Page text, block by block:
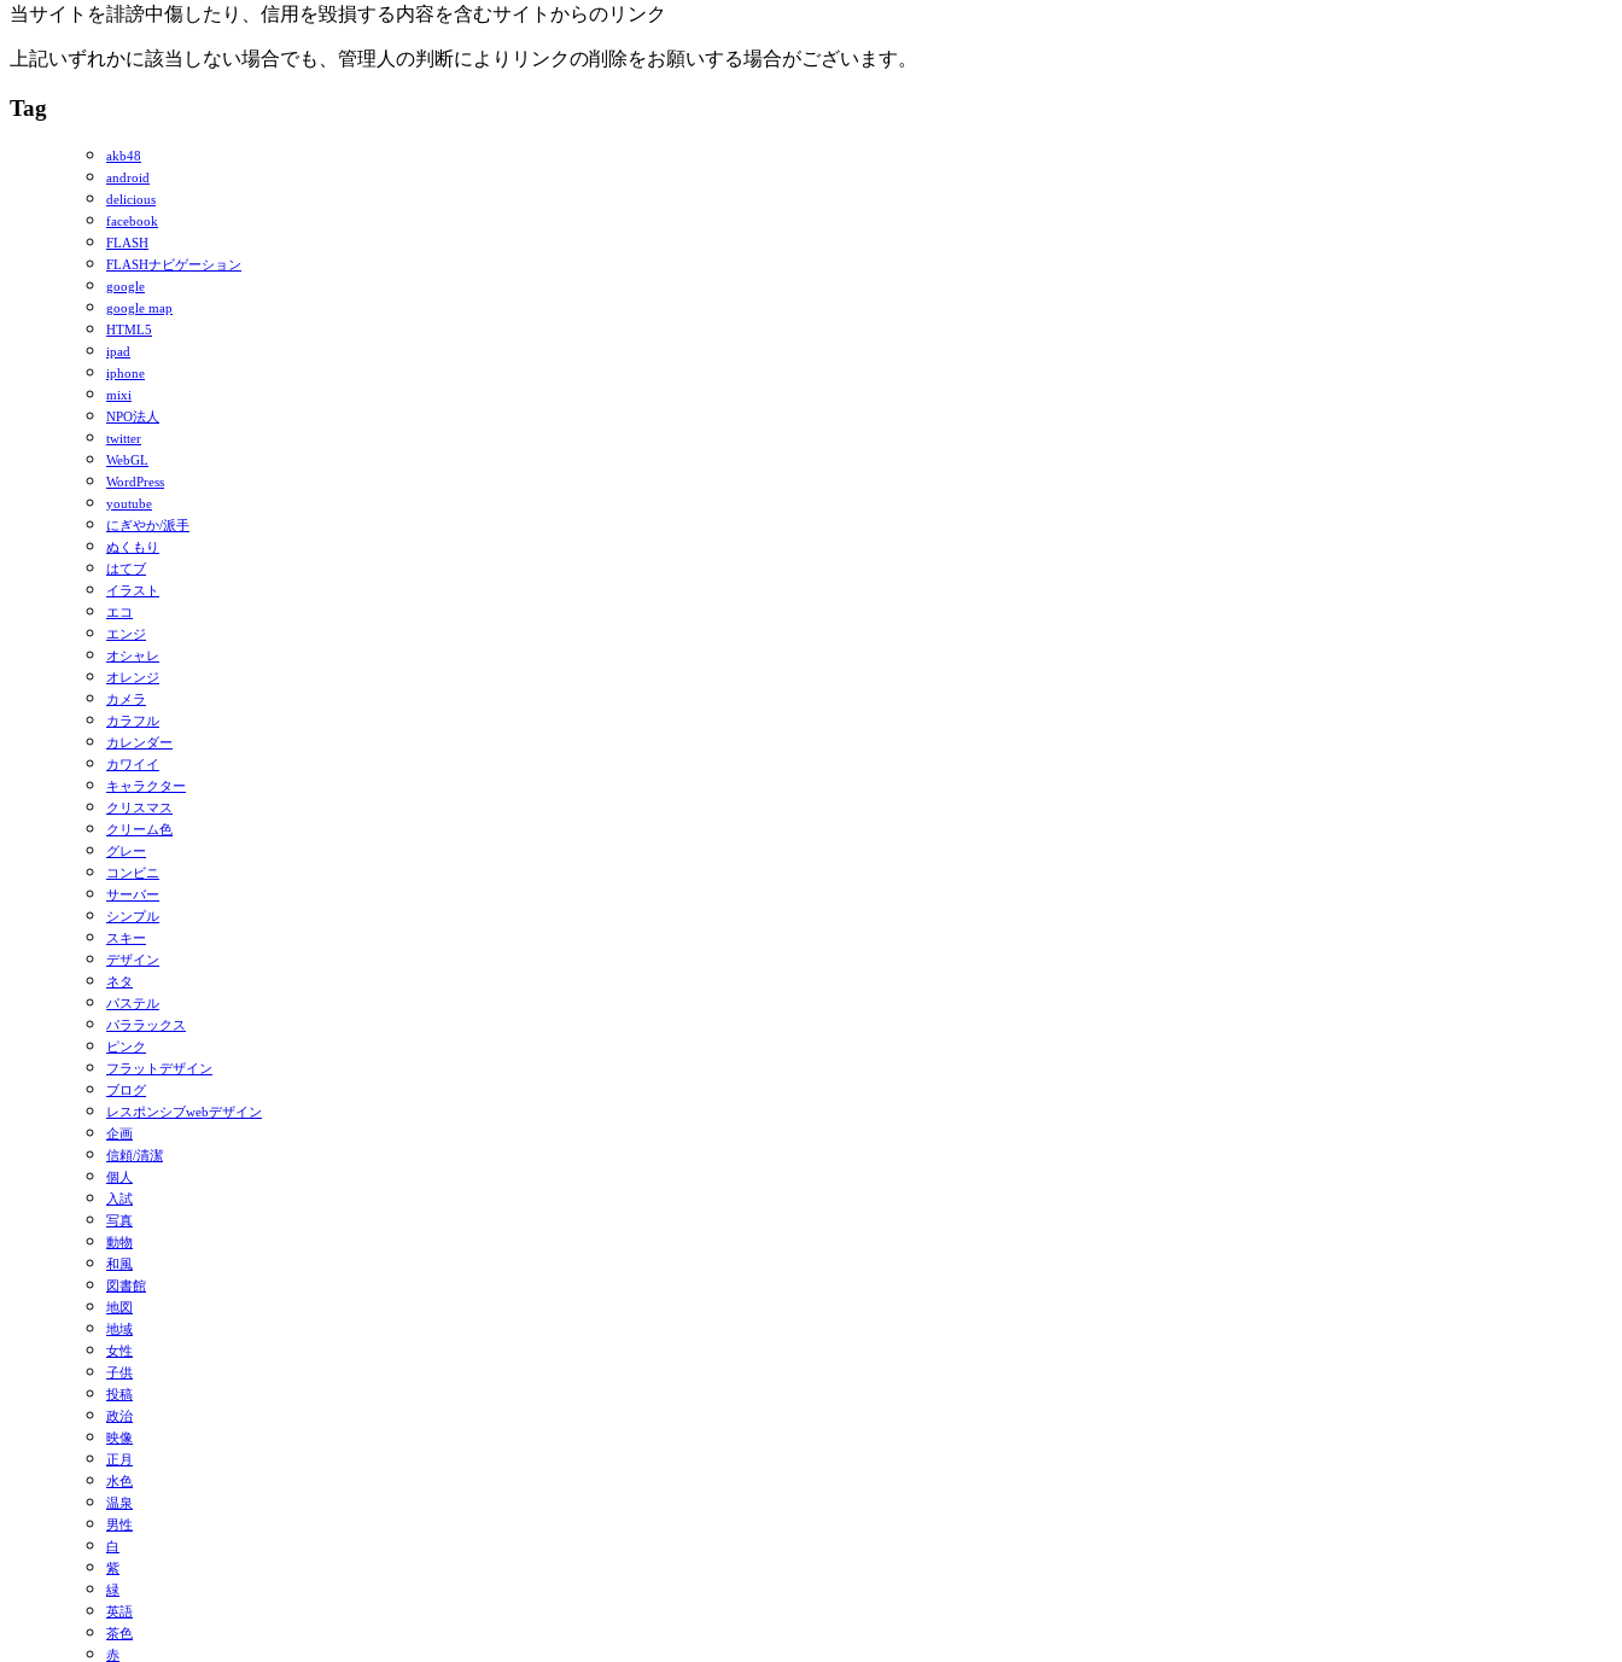
当サイトを誹謗中傷したり、信用を毀損する内容を含むサイトからのリンク
上記いずれかに該当しない場合でも、管理人の判断によりリンクの削除をお願いする場合がございます。
Tag
akb48
android
delicious
facebook
FLASH
FLASHナビゲーション
google
google map
HTML5
ipad
iphone
mixi
NPO法人
twitter
WebGL
WordPress
youtube
にぎやか/派手
ぬくもり
はてブ
イラスト
エコ
エンジ
オシャレ
オレンジ
カメラ
カラフル
カレンダー
カワイイ
キャラクター
クリスマス
クリーム色
グレー
コンビニ
サーバー
シンプル
スキー
デザイン
ネタ
パステル
パララックス
ピンク
フラットデザイン
ブログ
レスポンシブwebデザイン
企画
信頼/清潔
個人
入試
写真
動物
和風
図書館
地図
地域
女性
子供
投稿
政治
映像
正月
水色
温泉
男性
白
紫
緑
英語
茶色
赤